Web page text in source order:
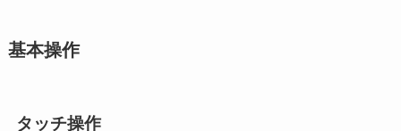
基本操作
タッチ操作